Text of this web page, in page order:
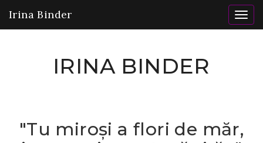
Irina Binder
IRINA BINDER
Home
"Tu miroşi a flori de măr,